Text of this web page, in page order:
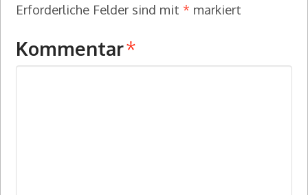
Erforderliche Felder sind mit * markiert
Kommentar*